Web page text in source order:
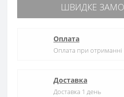
ШВИДКЕ
Оплата
Оплата при отриманні
Доставка
Доставка 1 день